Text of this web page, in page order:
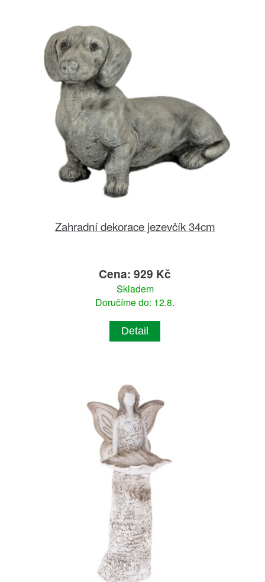
Zahradní dekorace jezevčík 34cm
Cena: 929 Kč
Skladem
Doručíme do: 12.8.
Detail